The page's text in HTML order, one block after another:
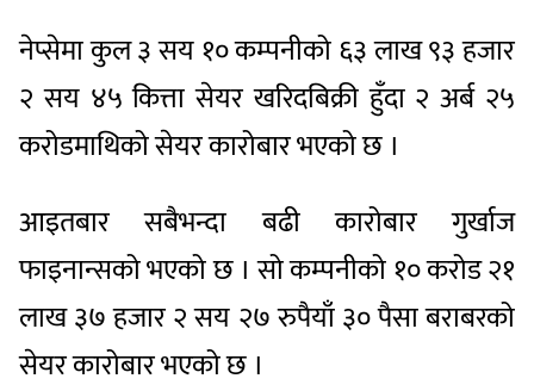
नेप्सेमा कुल ३ सय १० कम्पनीको ६३ लाख ९३ हजार
२ सय ४५ कित्ता सेयर खरिदबिक्री हुँदा २ अर्ब २५
करोडमाथिको सेयर कारोबार भएको छ ।
आइतबार सबैभन्दा बढी कारोबार गुर्खाज
फाइनान्सको भएको छ । सो कम्पनीको १० करोड २१
लाख ३७ हजार २ सय २७ रुपैयाँ ३० पैसा बराबरको
सेयर कारोबार भएको छ ।